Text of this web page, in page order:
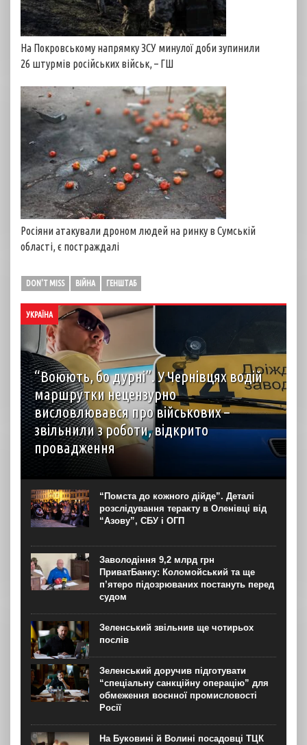
На Покровському напрямку ЗСУ минулої доби зупинили
26 штурмів російських військ, – ГШ
Росіяни атакували дроном людей на ринку в Сумській
області, є постраждалі
DON'T MISS ВІЙНА ГЕНШТАБ
УКРАЇНА
“Воюють, бо дурні”. У Чернівцях водій
маршрутки нецензурно
висловлювався про військових –
звільнили з роботи, відкрито
провадження
Це сталося через конфлікт із пасажирами, під час якого
чоловік, зокрема, нецензурно висловлювався про
військових. Правоохоронці розпочали кримінальне
провадження за фактом...
“Помста до кожного дійде”. Деталі
розслідування теракту в Оленівці від
“Азову”, СБУ і ОГП
Заволодіння 9,2 млрд грн
ПриватБанку: Коломойський та ще
п’ятеро підозрюваних постануть перед
судом
Зеленський звільнив ще чотирьох
послів
Зеленський доручив підготувати
“спеціальну санкційну операцію” для
обмеження воєнної промисловості
Росії
На Буковині й Волині посадовці ТЦК